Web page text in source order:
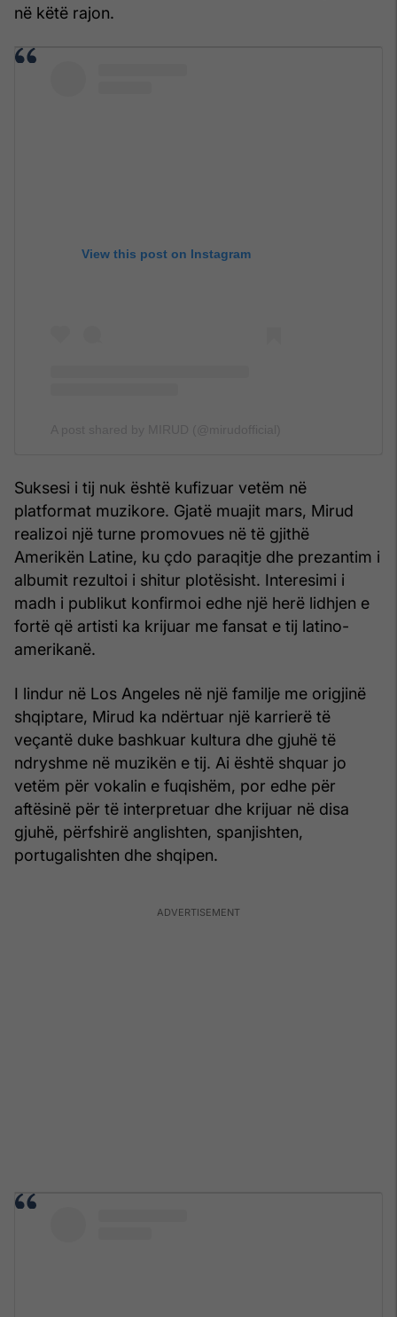
në këtë rajon.
View this post on Instagram
Suksesi i tij nuk është kufizuar vetëm në
platformat muzikore. Gjatë muajit mars, Mirud
realizoi një turne promovues në të gjithë
Amerikën Latine, ku çdo paraqitje dhe prezantim i
albumit rezultoi i shitur plotësisht. Interesimi i
madh i publikut konfirmoi edhe një herë lidhjen e
fortë që artisti ka krijuar me fansat e tij latino-
amerikanë.
I lindur në Los Angeles në një familje me origjinë
shqiptare, Mirud ka ndërtuar një karrierë të
veçantë duke bashkuar kultura dhe gjuhë të
ndryshme në muzikën e tij. Ai është shquar jo
vetëm për vokalin e fuqishëm, por edhe për
aftësinë për të interpretuar dhe krijuar në disa
gjuhë, përfshirë anglishten, spanjishten,
portugalishten dhe shqipen.